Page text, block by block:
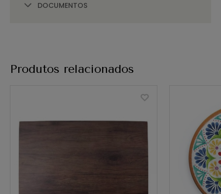
DOCUMENTOS
Produtos relacionados